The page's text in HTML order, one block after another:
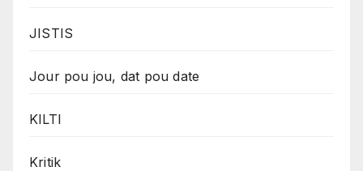
JISTIS
Jour pou jou, dat pou date
KILTI
Kritik